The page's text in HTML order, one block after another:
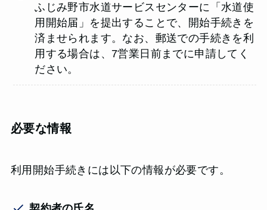
ふじみ野市水道サービスセンターに「水道使
用開始届」を提出することで、開始手続きを
済ませられます。なお、郵送での手続きを利
用する場合は、7営業日前までに申請してく
ださい。
必要な情報
利用開始手続きには以下の情報が必要です。